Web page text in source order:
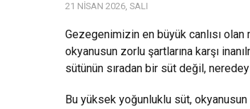
21 NISAN 2026, SALI
Gezegenimizin en büyük canlısı
okyanusun zorlu şartlarına karşı
sütünün sıradan bir süt değil,
Bu yüksek yoğunluklu süt,